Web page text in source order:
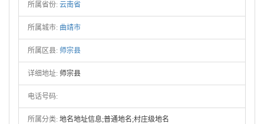
所属省份: 云南省
所属城市: 曲靖市
所属区县: 师宗县
详细地址: 师宗县
电话号码:
所属分类: 地名地址信息;普通地名;村庄级地名